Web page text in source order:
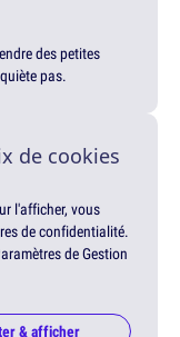
des petites
pas.
de cookies
l'afficher, vous
de confidentialité.
de Gestion
& afficher